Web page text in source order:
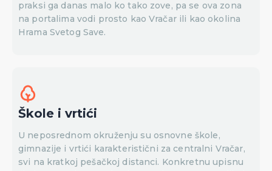
praksi ga danas malo ko tako zove, pa se ova zona
na portalima vodi prosto kao Vračar ili kao okolina
Hrama Svetog Save.
Škole i vrtići
U neposrednom okruženju su osnovne škole,
gimnazije i vrtići karakteristični za centralni Vračar,
svi na kratkoj pešačkoj distanci. Konkretnu upisnu